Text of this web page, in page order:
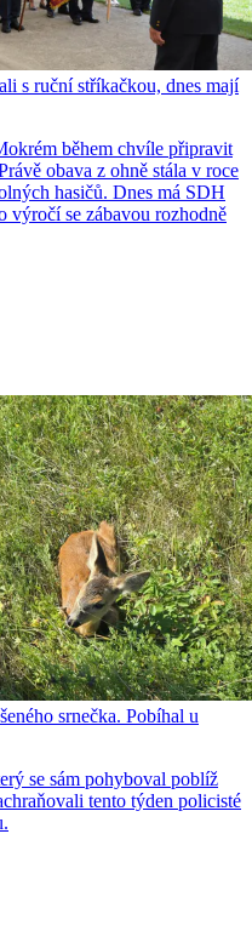
s ruční stříkačkou, dnes mají
během chvíle připravit
obava z ohně stála v roce
hasičů. Dnes má SDH
výročí se zábavou rozhodně
srnečka. Pobíhal u
se sám pohyboval poblíž
tento týden policisté